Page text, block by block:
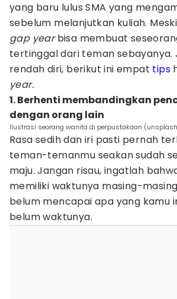
yang baru lulus SMA yang
sebelum melanjutkan kuliah.
gap yearbisa membuat
tertinggal dari teman sebayanya.
rendah diri, berikut ini empat tips
year.
1. Berhenti membandingkan
dengan orang lain
Ilustrasi seorang wanita di perpustakaan
Rasa sedih dan iri pasti pernah
teman-temanmu seakan sudah
maju. Jangan risau, ingatlah
memiliki waktunya masing-
belum mencapai apa yang kamu
belum waktunya.